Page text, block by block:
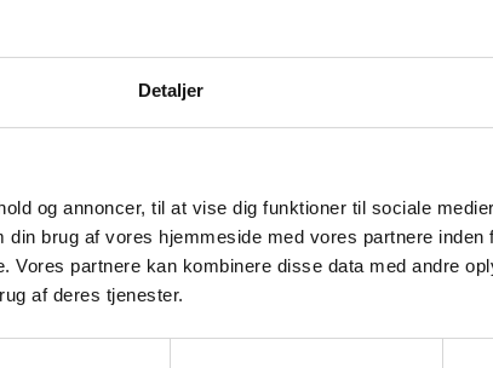
Detaljer
og annoncer, til at vise dig funktioner til sociale
brug af vores hjemmeside med vores partnere inden
Vores partnere kan kombinere disse data med andre
af deres tjenester.